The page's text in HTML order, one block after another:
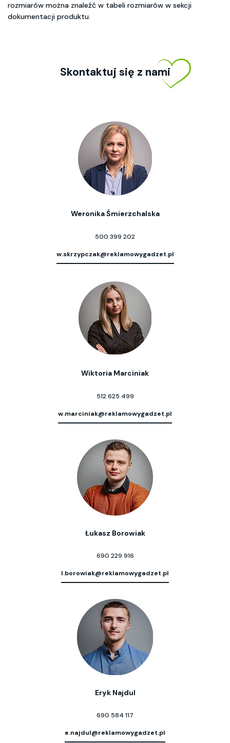
rozmiarów można znaleźć w tabeli rozmiarów w sekcji
dokumentacji produktu.
Skontaktuj się z nami
Weronika Śmierzchalska
500 399 202
w.skrzypczak@reklamowygadzet.pl
Wiktoria Marciniak
512 625 499
w.marciniak@reklamowygadzet.pl
Łukasz Borowiak
690 229 916
l.borowiak@reklamowygadzet.pl
Eryk Najdul
690 584 117
e.najdul@reklamowygadzet.pl